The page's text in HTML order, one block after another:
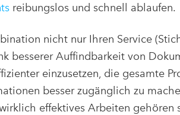
reibungslos und schnell ablaufen.
nicht nur Ihren Service
besserer Auffindbarkeit von
einzusetzen, die gesamte
besser zugänglich zu
effektives Arbeiten gehören